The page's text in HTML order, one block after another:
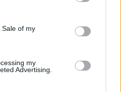
and its third-party tags to
purposes in below Google
of my
my
Advertising.